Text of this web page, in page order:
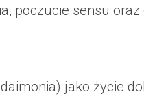
poczucie sensu
jako życie